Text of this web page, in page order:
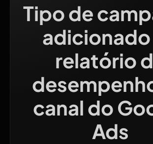
Tipo de
adicionado
relatório
canal do
Ads